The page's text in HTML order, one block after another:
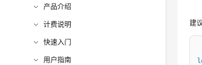
产品介绍
计费说明
快速入门
用户指南
建